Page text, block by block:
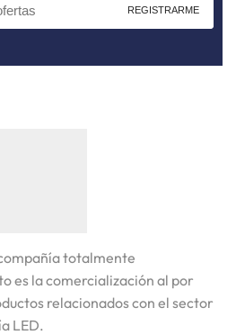
totalmente
es la comercialización al por
relacionados con el sector
LED.